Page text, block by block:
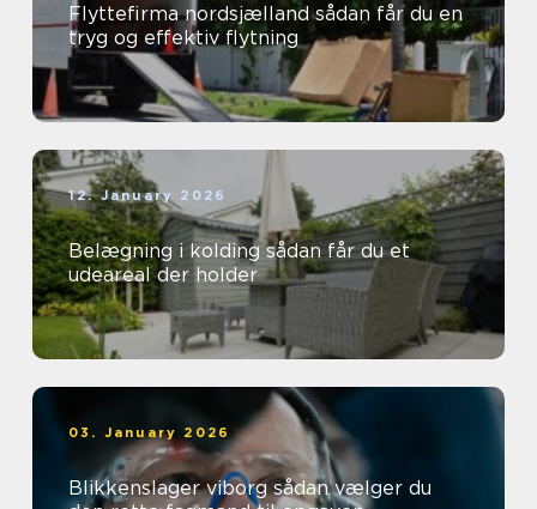
Flyttefirma nordsjælland sådan får du en
tryg og effektiv flytning
12. January 2026
Belægning i kolding sådan får du et
udeareal der holder
03. January 2026
Blikkenslager viborg sådan vælger du